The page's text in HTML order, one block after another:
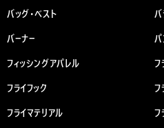
バッグ・ベスト
バーナー パ
フィッシングアパレル フ
フライフック フ
フライマテリアル フ